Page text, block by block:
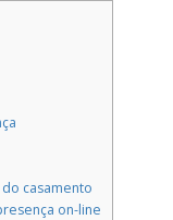
casamento
on-line